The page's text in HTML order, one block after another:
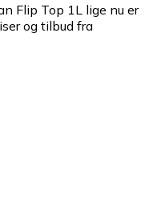
Flip Top 1L lige nu er
og tilbud fra